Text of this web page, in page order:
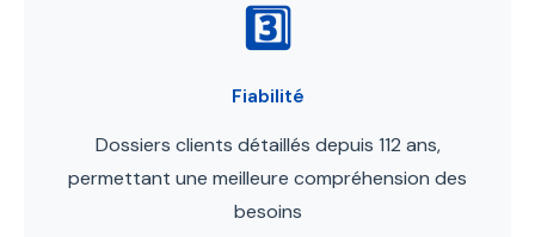
3️⃣
Fiabilité
Dossiers clients détaillés depuis 112 ans,
permettant une meilleure compréhension des
besoins